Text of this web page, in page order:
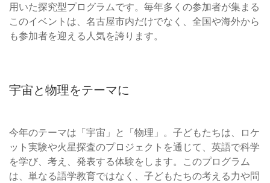
用いた探究型プログラムです。毎年多くの参加者が集まる
このイベントは、名古屋市内だけでなく、全国や海外から
も参加者を迎える人気を誇ります。
宇宙と物理をテーマに
今年のテーマは「宇宙」と「物理」。子どもたちは、ロケ
ット実験や火星探査のプロジェクトを通じて、英語で科学
を学び、考え、発表する体験をします。このプログラム
は、単なる語学教育ではなく、子どもたちの考える力や問